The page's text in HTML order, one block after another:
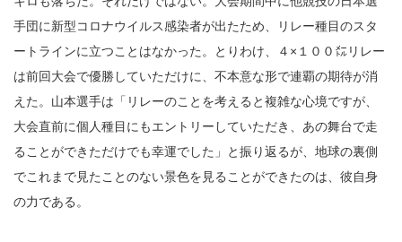
手団に新型コロナウイルス感染者が出たため、リレー種目のスタ
ートラインに立つことはなかった。とりわけ、４×１００㍍リレー
は前回大会で優勝していただけに、不本意な形で連覇の期待が消
えた。山本選手は「リレーのことを考えると複雑な心境ですが、
大会直前に個人種目にもエントリーしていただき、あの舞台で走
ることができただけでも幸運でした」と振り返るが、地球の裏側
でこれまで見たことのない景色を見ることができたのは、彼自身
の力である。